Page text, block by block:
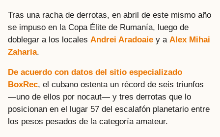
Tras una racha de derrotas, en abril de este mismo año
se impuso en la Copa Élite de Rumanía, luego de
doblegar a los locales Andrei Aradoaie y a Alex Mihai
Zaharia.
De acuerdo con datos del sitio especializado
BoxRec, el cubano ostenta un récord de seis triunfos
—uno de ellos por nocaut— y tres derrotas que lo
posicionan en el lugar 57 del escalafón planetario entre
los pesos pesados de la categoría amateur.